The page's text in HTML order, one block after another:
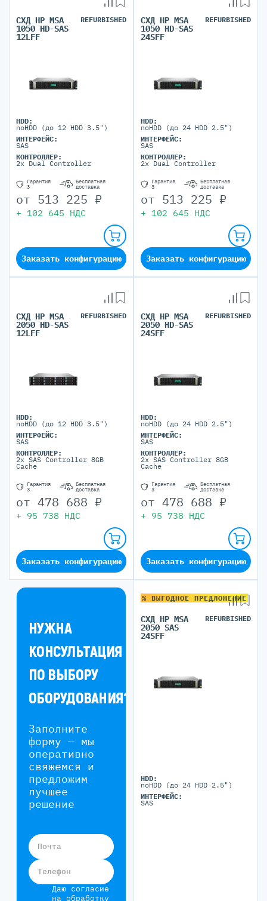
СХД HP MSA
1050 HD-SAS
12LFF
REFURBISHED
HDD:
noHDD (до 12 HDD 3.5")
ИНТЕРФЕЙС:
SAS
КОНТРОЛЛЕР:
2x Dual Controller
Гарантия
3
Бесплатная
доставка
от 513 225 ₽
+ 102 645 НДС
Заказать конфигурацию
СХД HP MSA
1050 HD-SAS
24SFF
REFURBISHED
HDD:
noHDD (до 24 HDD 2.5")
ИНТЕРФЕЙС:
SAS
КОНТРОЛЛЕР:
2x Dual Controller
Гарантия
3
Бесплатная
доставка
от 513 225 ₽
+ 102 645 НДС
Заказать конфигурацию
СХД HP MSA
2050 HD-SAS
12LFF
REFURBISHED
HDD:
noHDD (до 12 HDD 3.5")
ИНТЕРФЕЙС:
SAS
КОНТРОЛЛЕР:
2x SAS Controller 8GB
Cache
Гарантия
3
Бесплатная
доставка
от 478 688 ₽
+ 95 738 НДС
Заказать конфигурацию
СХД HP MSA
2050 HD-SAS
24SFF
REFURBISHED
HDD:
noHDD (до 24 HDD 2.5")
ИНТЕРФЕЙС:
SAS
КОНТРОЛЛЕР:
2x SAS Controller 8GB
Cache
Гарантия
3
Бесплатная
доставка
от 478 688 ₽
+ 95 738 НДС
Заказать конфигурацию
НУЖНА
КОНСУЛЬТАЦИЯ
ПО ВЫБОРУ
ОБОРУДОВАНИЯ?
Заполните
форму — мы
оперативно
свяжемся и
предложим
лучшее
решение
Почта
Телефон
Даю согласие
на обработку
% ВЫГОДНОЕ ПРЕДЛОЖЕНИЕ
СХД HP MSA
2050 SAS
24SFF
REFURBISHED
HDD:
noHDD (до 24 HDD 2.5")
ИНТЕРФЕЙС:
SAS